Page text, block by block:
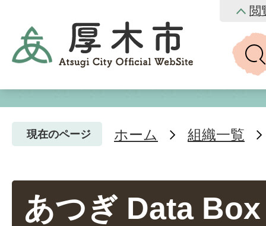
閲
現在のページ ホーム 組織一覧
あつぎ Data Box